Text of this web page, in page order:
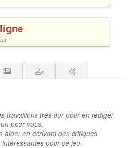
travaillons très dur pour en rédiger
un pour vous.
aider en écrivant des critiques
pour ce jeu.